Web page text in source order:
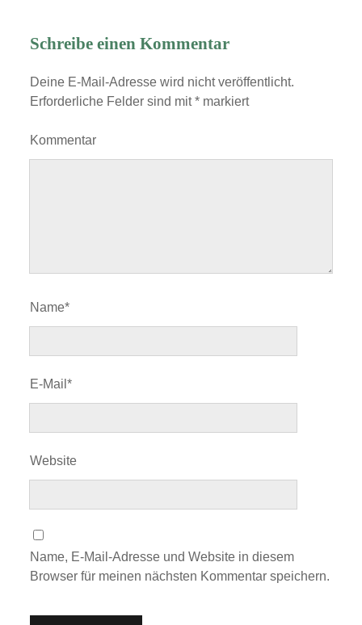
Schreibe einen Kommentar
Deine E-Mail-Adresse wird nicht veröffentlicht.
Erforderliche Felder sind mit* markiert
Kommentar
Name*
E-Mail*
Website
Name, E-Mail-Adresse und Website in diesem
Browser für meinen nächsten Kommentar speichern.